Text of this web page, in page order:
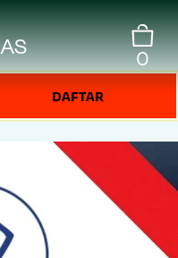
0
DAFTAR